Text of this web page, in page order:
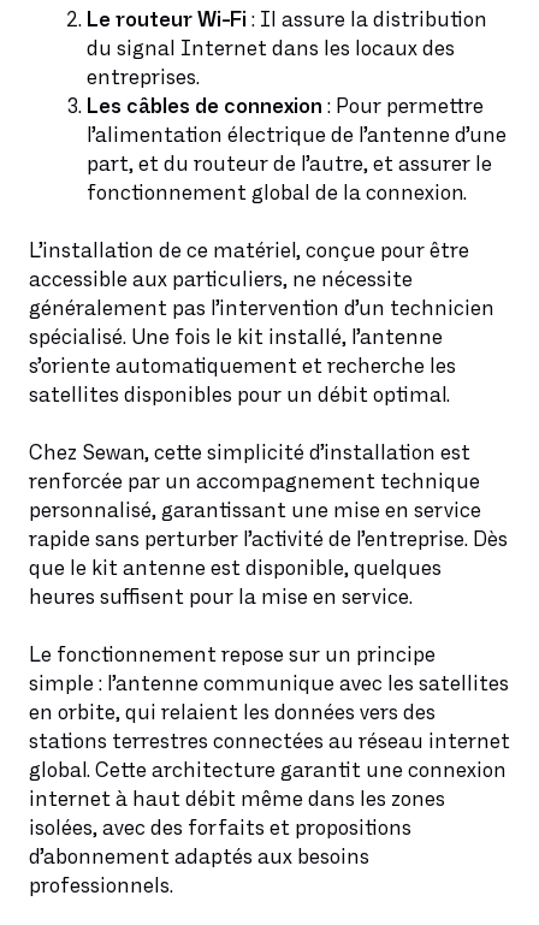
Le routeur Wi-Fi : Il assure la distribution
du signal Internet dans les locaux des
entreprises.
Les câbles de connexion : Pour permettre
l’alimentation électrique de l’antenne d’une
part, et du routeur de l’autre, et assurer le
fonctionnement global de la connexion.
L’installation de ce matériel, conçue pour être
accessible aux particuliers, ne nécessite
généralement pas l’intervention d’un technicien
spécialisé. Une fois le kit installé, l’antenne
s’oriente automatiquement et recherche les
satellites disponibles pour un débit optimal.
Chez Sewan, cette simplicité d’installation est
renforcée par un accompagnement technique
personnalisé, garantissant une mise en service
rapide sans perturber l’activité de l’entreprise. Dès
que le kit antenne est disponible, quelques
heures suffisent pour la mise en service.
Le fonctionnement repose sur un principe
simple : l’antenne communique avec les satellites
en orbite, qui relaient les données vers des
stations terrestres connectées au réseau internet
global. Cette architecture garantit une connexion
internet à haut débit même dans les zones
isolées, avec des forfaits et propositions
d’abonnement adaptés aux besoins
professionnels.